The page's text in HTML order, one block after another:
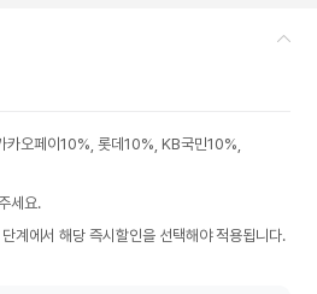
오페이10%, 롯데10%, KB국민10%,
세요.
계에서 해당 즉시할인을 선택해야 적용됩니다.